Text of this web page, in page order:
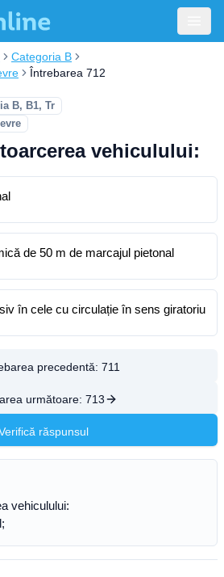
Categoria B
Întrebarea 712
B, B1, Tr
vehiculului:
de 50 m de marcajul pietonal
în cele cu circulație în sens giratoriu
precedentă: 711
următoare: 713
răspunsul
vehiculului: